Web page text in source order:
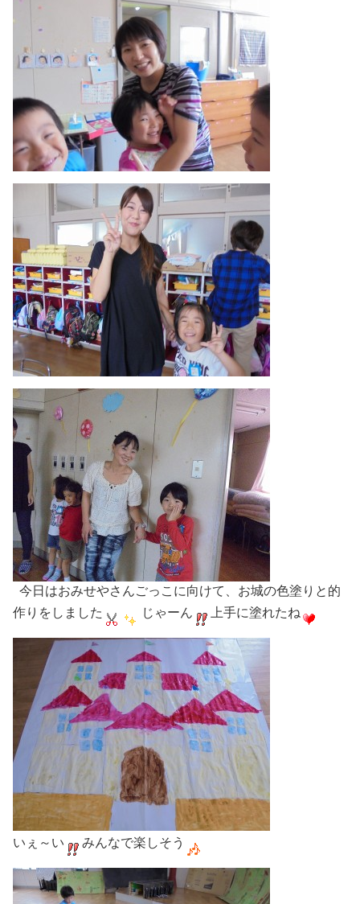
今日はおみせやさんごっこに向けて、お城の色塗りと的
作りをしました
じゃーん 上手に塗れたね
いぇ～い みんなで楽しそう